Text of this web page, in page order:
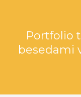
Portfolio
besedami